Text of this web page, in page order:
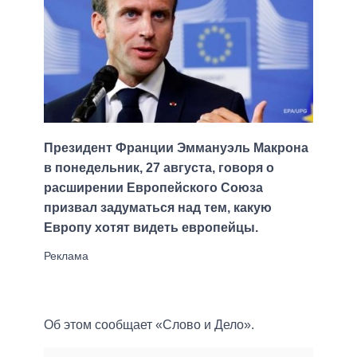
Президент Франции Эммануэль Макрона
в понедельник, 27 августа, говоря о
расширении Европейского Союза
призвал задуматься над тем, какую
Европу хотят видеть европейцы.
Об этом сообщает «Слово и Дело».